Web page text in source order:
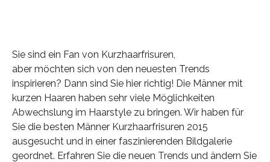
Sie sind ein Fan von Kurzhaarfrisuren,
aber möchten sich von den neuesten Trends
inspirieren? Dann sind Sie hier richtig! Die Männer mit
kurzen Haaren haben sehr viele Möglichkeiten
Abwechslung im Haarstyle zu bringen. Wir haben für
Sie die besten Männer Kurzhaarfrisuren 2015
ausgesucht und in einer faszinierenden Bildgalerie
geordnet. Erfahren Sie die neuen Trends und ändern Sie